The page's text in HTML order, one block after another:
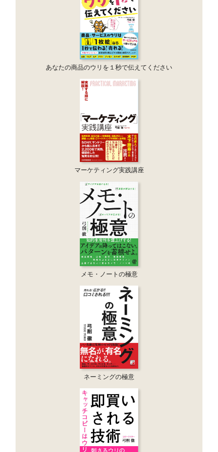
あなたの商品のウリを１秒で伝えてください
マーケティング実践講座
メモ・ノートの極意
ネーミングの極意